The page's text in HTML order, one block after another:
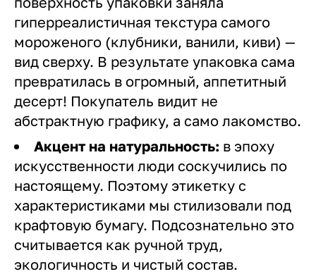
гиперреалистичная текстура самого
мороженого (клубники, ванили, киви) —
вид сверху. В результате упаковка сама
превратилась в огромный, аппетитный
десерт! Покупатель видит не
абстрактную графику, а само лакомство.
Акцент на натуральность: в эпоху
искусственности люди соскучились по
настоящему. Поэтому этикетку с
характеристиками мы стилизовали под
крафтовую бумагу. Подсознательно это
считывается как ручной труд,
экологичность и чистый состав.